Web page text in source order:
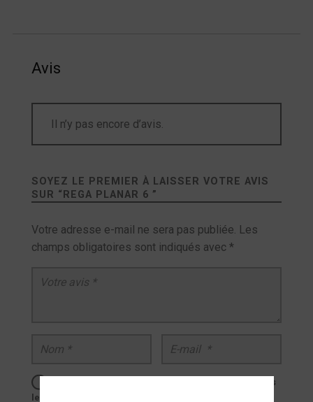
Avis
Il n’y pas encore d’avis.
SOYEZ LE PREMIER À LAISSER VOTRE AVIS
SUR “ REGA PLANAR 6 ”
Votre adresse e-mail ne sera pas publiée. Les
champs obligatoires sont indiqués avec *
Enregistrer mon nom, mon e-mail et mon site dans
le navigateur pour mon prochain commentaire.